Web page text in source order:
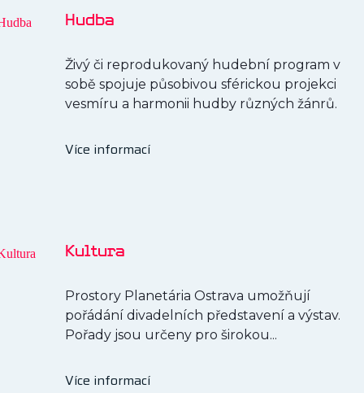
Hudba
Živý či reprodukovaný hudební program v
sobě spojuje působivou sférickou projekci
vesmíru a harmonii hudby různých žánrů.
Více informací
Kultura
Prostory Planetária Ostrava umožňují
pořádání divadelních představení a výstav.
Pořady jsou určeny pro širokou...
Více informací